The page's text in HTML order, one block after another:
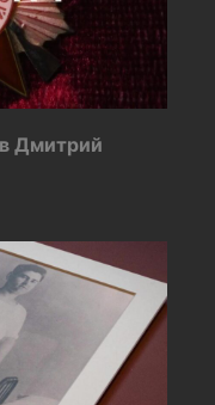
Дмитрий